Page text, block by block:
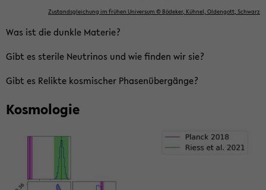
Zu­stands­glei­chung im frü­hen Uni­ver­sum © Bö­de­ker, Kühnel, Old­en­gott, Schwarz
Was ist die dunk­le Ma­te­rie?
Gibt es ste­ri­le Neu­tri­nos und wie fin­den wir sie?
Gibt es Re­lik­te kos­mi­scher Pha­sen­über­gän­ge?
Kos­mo­lo­gie